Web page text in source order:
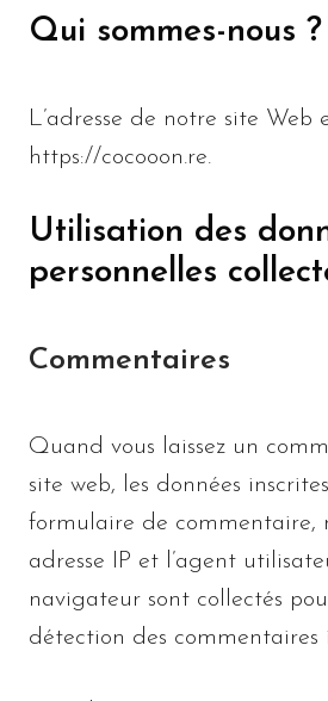
Qui sommes-nous ?
L’adresse de notre site Web
https://cocooon.re.
Utilisation des
personnelles
Commentaires
Quand vous laissez un
site web, les données
formulaire de commentaire,
adresse IP et l’agent
navigateur sont collectés
détection des commentaires